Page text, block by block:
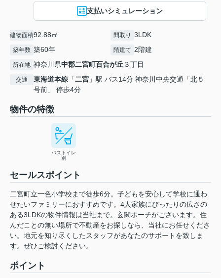
支払いシミュレーション
建物面積92.88㎡ 間取り 3LDK
築年数 築60年 階建て 2階建
所在地 神奈川県中郡二宮町百合が丘 ３丁目
交通 東海道本線 「二宮 」駅 バス14分 神奈川中央交通「北５
号前」 停歩4分
物件の特徴
バストイレ
別
セールスポイント
二宮町立一色小学校まで徒歩6分。子どもを安心して学校に通わ
せたいファミリーにおすすめです。4人家族にぴったりの広さの
ある3LDKの物件情報は当社まで。玄関ポーチがございます。住
んだことの無い場所で不動産をお探しなら、当社にお任せくださ
い。地元を知り尽くしたスタッフがあなたのサポートを致しま
す。ぜひご検討ください。
ポイント